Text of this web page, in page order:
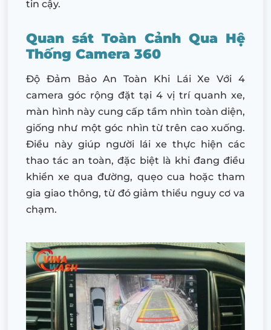
tin cậy.
Quan sát Toàn Cảnh Qua Hệ
Thống Camera 360
Độ Đảm Bảo An Toàn Khi Lái Xe Với 4
camera góc rộng đặt tại 4 vị trí quanh xe,
màn hình này cung cấp tầm nhìn toàn diện,
giống như một góc nhìn từ trên cao xuống.
Điều này giúp người lái xe thực hiện các
thao tác an toàn, đặc biệt là khi đang điều
khiển xe qua đường, quẹo cua hoặc tham
gia giao thông, từ đó giảm thiểu nguy cơ va
chạm.